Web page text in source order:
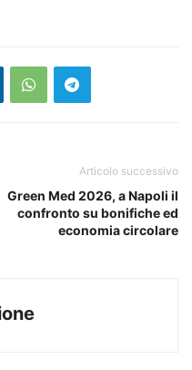
Articolo successivo
Green Med 2026, a Napoli il
confronto su bonifiche ed
economia circolare